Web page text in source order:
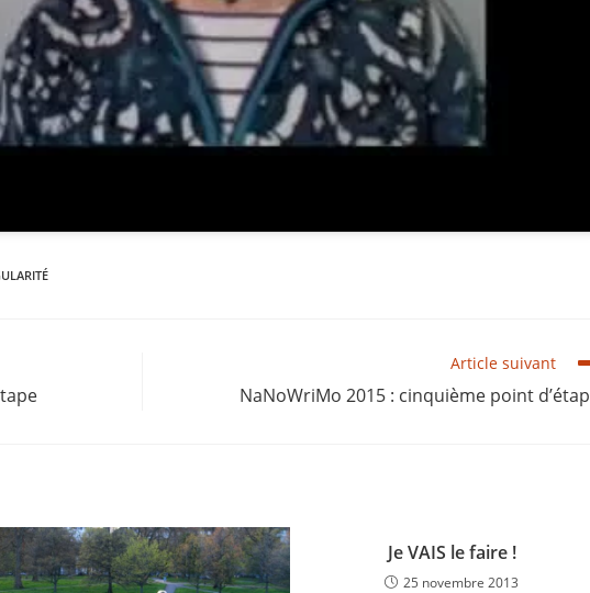
Article suivant
NaNoWriMo 2015 : cinquième point
Je VAIS le faire !
25 novembre 2013